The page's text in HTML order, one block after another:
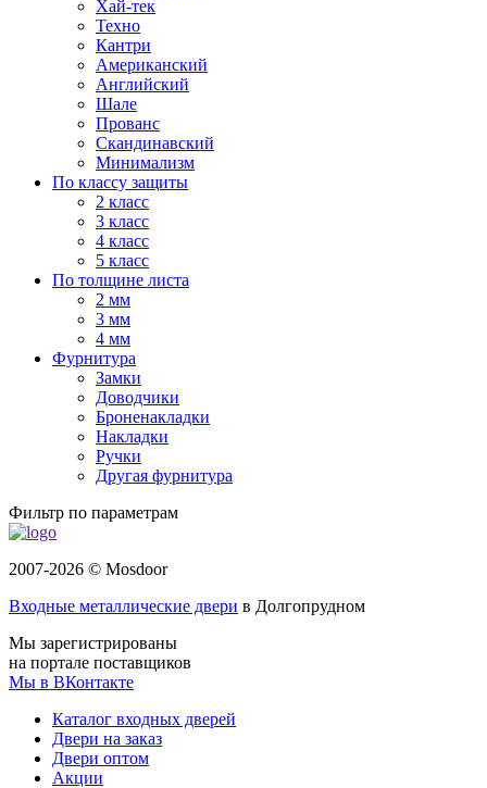
Хай-тек
Техно
Кантри
Американский
Английский
Шале
Прованс
Скандинавский
Минимализм
По классу защиты
2 класс
3 класс
4 класс
5 класс
По толщине листа
2 мм
3 мм
4 мм
Фурнитура
Замки
Доводчики
Броненакладки
Накладки
Ручки
Другая фурнитура
Фильтр по параметрам
2007-2026 © Mosdoor
Входные металлические двери в Долгопрудном
Мы зарегистрированы
на портале поставщиков
Мы в ВКонтакте
Каталог входных дверей
Двери на заказ
Двери оптом
Акции